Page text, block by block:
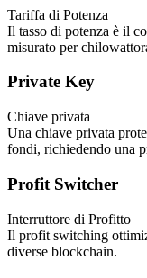
Tariffa di Potenza
Il tasso di potenza è il
misurato per
Private Key
Chiave privata
Una chiave privata
fondi, richiedendo una
Profit Switcher
Interruttore di Profitto
Il profit switching
diverse blockchain.